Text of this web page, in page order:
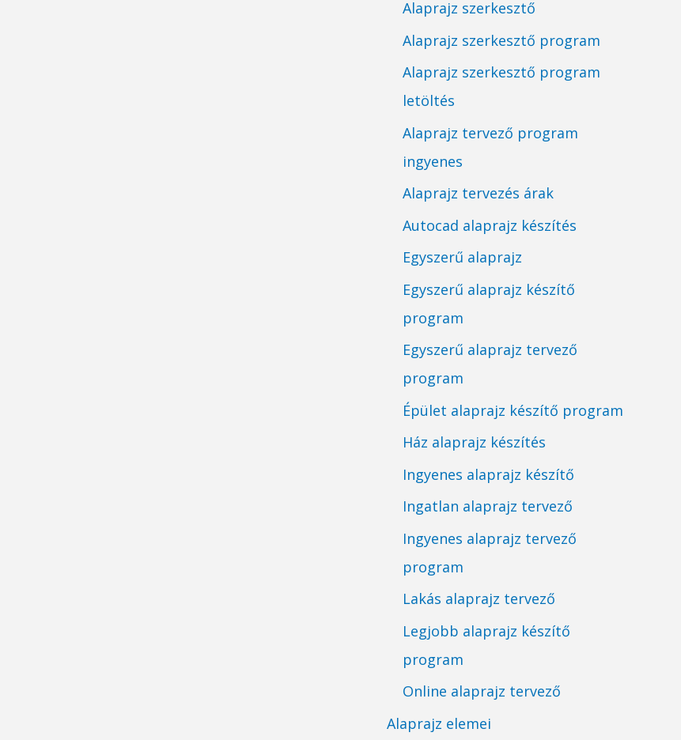
Alaprajz szerkesztő
Alaprajz szerkesztő program
Alaprajz szerkesztő program
letöltés
Alaprajz tervező program
ingyenes
Alaprajz tervezés árak
Autocad alaprajz készítés
Egyszerű alaprajz
Egyszerű alaprajz készítő
program
Egyszerű alaprajz tervező
program
Épület alaprajz készítő program
Ház alaprajz készítés
Ingyenes alaprajz készítő
Ingatlan alaprajz tervező
Ingyenes alaprajz tervező
program
Lakás alaprajz tervező
Legjobb alaprajz készítő
program
Online alaprajz tervező
Alaprajz elemei